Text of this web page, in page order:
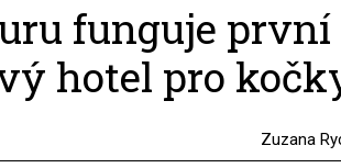
funguje první
hotel pro
Zuzana